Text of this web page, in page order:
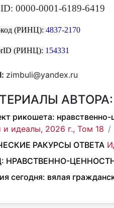
0000-0001-6189-6419
код (РИНЦ): 4837-2170
(РИНЦ): 154331
zimbuli@yandex.ru
АВТОРА:
рикошета:
и идеалы, 2026 г., Том 18
РАКУРСЫ ОТВЕТА
НРАВСТВЕННО-
сегодня: вялая